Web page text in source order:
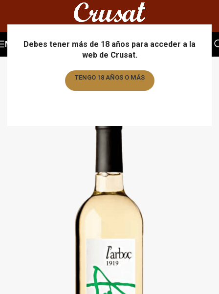
Debes tener más de 18 años para acceder a la
web de Crusat.
TENGO 18 AÑOS O MÁS
MENU